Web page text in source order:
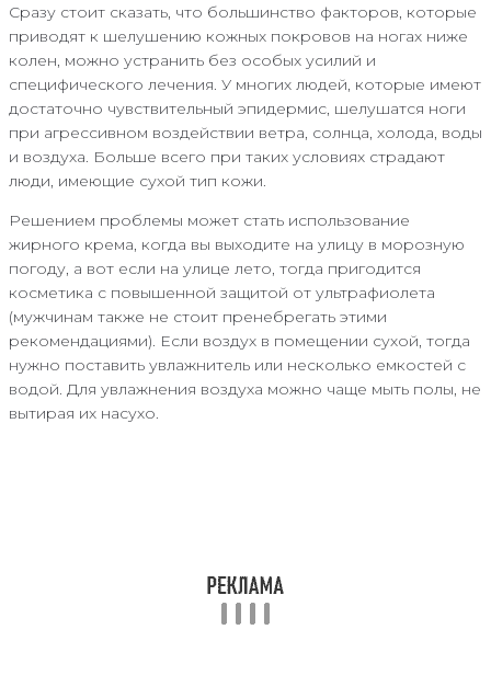
Сразу стоит сказать, что большинство факторов, которые
приводят к шелушению кожных покровов на ногах ниже
колен, можно устранить без особых усилий и
специфического лечения. У многих людей, которые имеют
достаточно чувствительный эпидермис, шелушатся ноги
при агрессивном воздействии ветра, солнца, холода, воды
и воздуха. Больше всего при таких условиях страдают
люди, имеющие сухой тип кожи.
Решением проблемы может стать использование
жирного крема, когда вы выходите на улицу в морозную
погоду, а вот если на улице лето, тогда пригодится
косметика с повышенной защитой от ультрафиолета
(мужчинам также не стоит пренебрегать этими
рекомендациями). Если воздух в помещении сухой, тогда
нужно поставить увлажнитель или несколько емкостей с
водой. Для увлажнения воздуха можно чаще мыть полы, не
вытирая их насухо.